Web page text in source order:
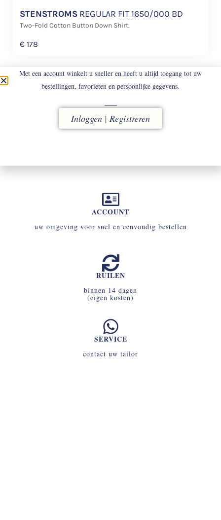
STENSTROMS REGULAR FIT 1650/000 BD
Two-Fold Cotton Button Down Shirt.
€ 178
LEVERING
ACCOUNT
uw omgeving voor snel en eenvoudig bestellen
RUILEN
binnen 14 dagen
(eigen kosten)
SERVICE
contact uw tailor
Met een account winkelt u sneller en heeft u altijd toegang tot uw
bestellingen, favorieten en persoonlijke gegevens.
Inloggen | Registreren